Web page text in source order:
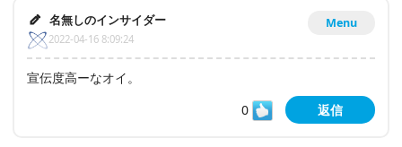
Menu
名無しのインサイダー
2022-04-16 8:09:24
宣伝度高ーなオイ。
0
返信